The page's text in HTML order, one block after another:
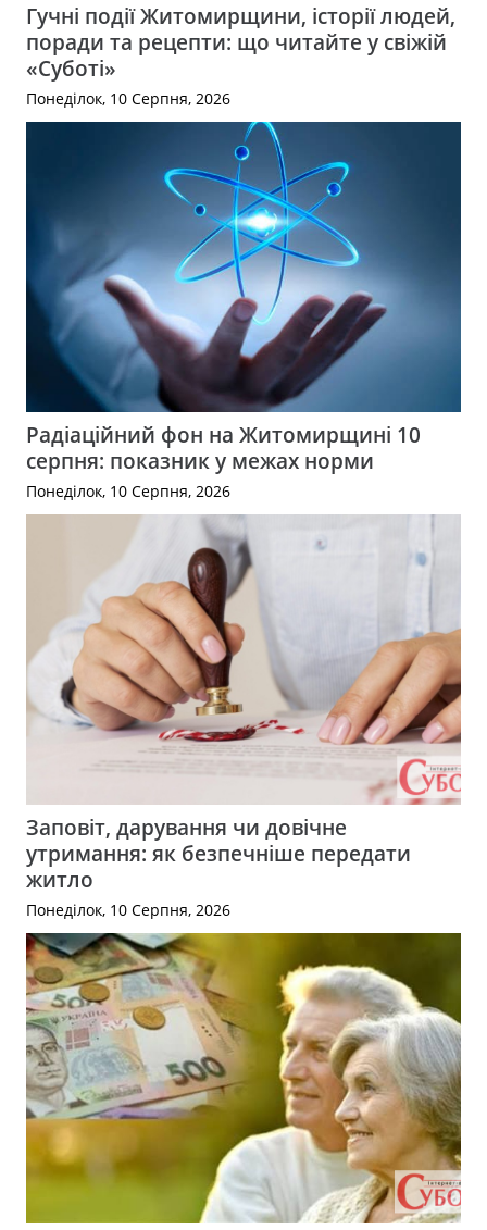
Гучні події Житомирщини, історії людей,
поради та рецепти: що читайте у свіжій
«Суботі»
Понеділок, 10 Серпня, 2026
Радіаційний фон на Житомирщині 10
серпня: показник у межах норми
Понеділок, 10 Серпня, 2026
Заповіт, дарування чи довічне
утримання: як безпечніше передати
житло
Понеділок, 10 Серпня, 2026